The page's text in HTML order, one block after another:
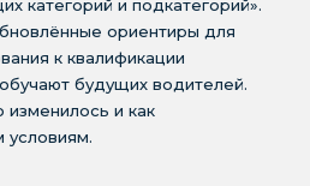
категорий и подкатегорий».
ориентиры для
к квалификации
будущих водителей.
и как
условиям.